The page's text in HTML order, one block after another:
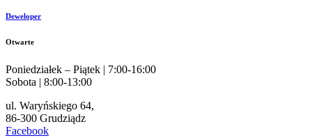
Deweloper
Otwarte
Poniedziałek – Piątek | 7:00-16:00
Sobota | 8:00-13:00
ul. Waryńskiego 64,
86-300 Grudziądz
Facebook